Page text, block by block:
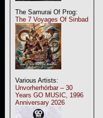
The Samurai Of Prog:
The 7 Voyages Of Sinbad
Various Artists:
Unvorherhörbar – 30
Years GO MUSIC, 1996
Anniversary 2026